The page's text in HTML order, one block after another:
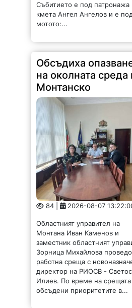
Събитието е под патронажа
кмета Ангел Ангелов и е
мотото:...
Обсъдиха
на околната среда
Монтанско
84 | 2026-08-07
Областният управител на
Монтана Иван Каменов и
заместник областният
Зорница Михайлова
работна среща с
директор на РИОСВ -
Илиев. По време на срещата
обсъдени приоритетите в...